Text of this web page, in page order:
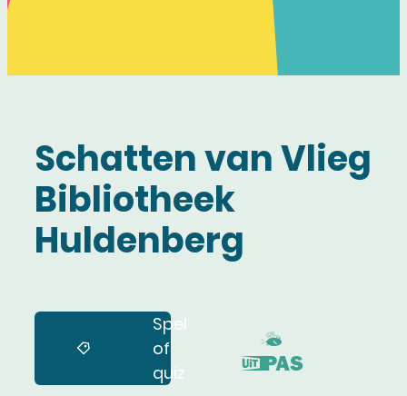
Schatten van Vlieg
Bibliotheek
Huldenberg
Spel
of
quiz
Samen met kinderen eropuit!
Dit is een UiTPAS activiteit.